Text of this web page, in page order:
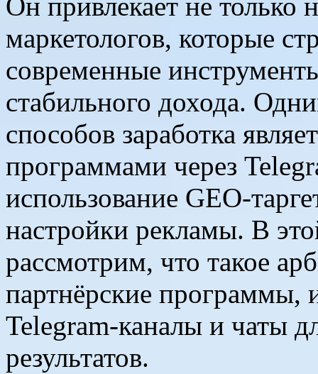
Он привлекает не
маркетологов, которые
современные
стабильного дохода.
способов заработка
программами через
использование GEO-
настройки рекламы. В
рассмотрим, что такое
партнёрские программы,
Telegram-каналы и чаты
результатов.